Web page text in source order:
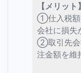
【メリット】
①仕入税額
会社に損失
➁取引先会
注金額を維